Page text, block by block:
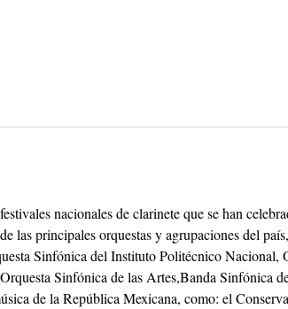
nacionales de clarinete que se han
las principales orquestas y agrupaciones del
Sinfónica del Instituto Politécnico Nacional,
Sinfónica de las Artes,Banda Sinfónica
de la República Mexicana, como: el